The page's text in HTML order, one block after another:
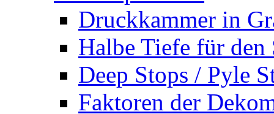
Druckkammer in
Halbe Tiefe für den
Deep Stops / Pyle
Faktoren der